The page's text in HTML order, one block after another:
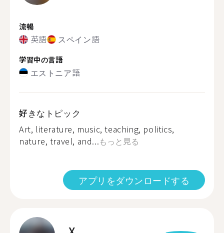
流暢
英語 スペイン語
学習中の言語
エストニア語
好きなトピック
Art, literature, music, teaching, politics,
nature, travel, and...もっと見る
アプリをダウンロードする